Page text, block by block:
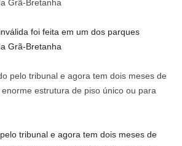
foi feita em um dos parques
Grã-Bretanha
tribunal e agora tem dois meses de